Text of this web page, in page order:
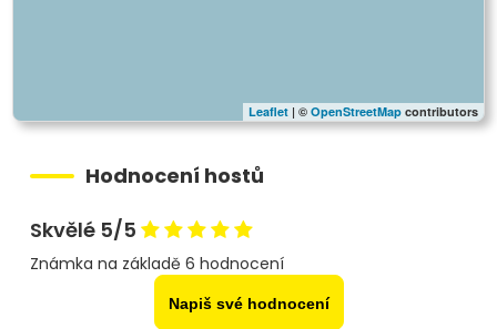
Leaflet | ©OpenStreetMap contributors
Hodnocení hostů
Skvělé 5/5
Známka na základě 6 hodnocení
Napiš své hodnocení